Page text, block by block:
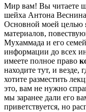
Мир вам! Вы читаете
шейха Антона
Основной моей целью
материалов,
Мухаммада и его
информации до всех
имеете полное право
находите тут, и везде,
хотите разместить
это, вам не нужно
мы заранее дали его
приветствуется, но